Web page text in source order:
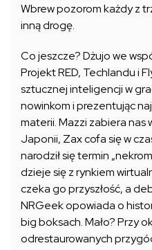
Wbrew pozorom każdy z
inną drogę.
Co jeszcze? Dżujo we
Projekt RED, Techlandu i
sztucznej inteligencji w
nowinkom i prezentując
materii. Mazzi zabiera nas
Japonii, Zax cofa się w
narodził się termin
dzieje się z rynkiem
czeka go przyszłość, a
NRGeek opowiada o
big boksach. Mało? Przy
odrestaurowanych